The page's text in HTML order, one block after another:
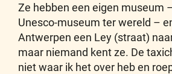
Ze hebben een eigen museum
Unesco-museum ter wereld –
Antwerpen een Ley (straat)
maar niemand kent ze. De
niet waar ik het over heb en